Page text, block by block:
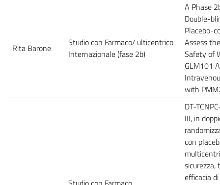
Rita Barone
Studio con Farmaco/ ulticentrico
Internazionale (fase 2b)
A Phase
Double-
Placebo-
Assess
Safety of
GLM101
with
DT-
III, in
con
efficacia